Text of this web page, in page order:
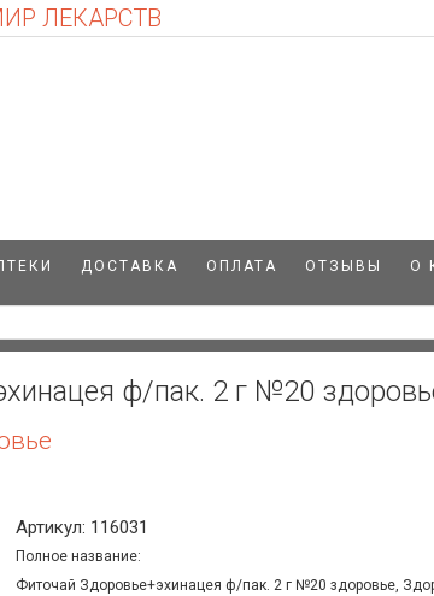
ЛЕКАРСТВ
ДОСТАВКА ОПЛАТА ОТЗЫВЫ О
ф/пак. 2 г №20
Артикул: 116031
Полное название:
Фиточай Здоровье+эхинацея ф/пак. 2 г №20 здоровье,